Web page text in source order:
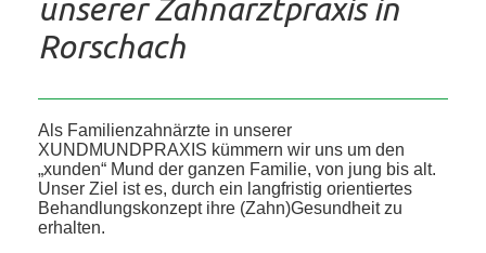
unserer Zahnarztpraxis in
Rorschach
Als Familienzahnärzte in unserer
XUNDMUNDPRAXIS kümmern wir uns um den
„xunden“ Mund der ganzen Familie, von jung bis alt.
Unser Ziel ist es, durch ein langfristig orientiertes
Behandlungskonzept ihre (Zahn)Gesundheit zu
erhalten.